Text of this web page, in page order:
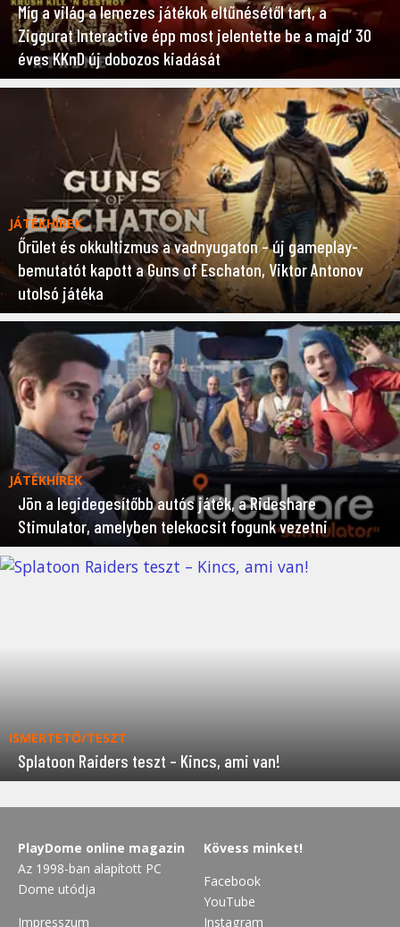
Míg a világ a lemezes játékok eltűnésétől tart, a
Ziggurat Interactive épp most jelentette be a majd’ 30
éves KKnD új dobozos kiadását
JÁTÉKHÍREK
Őrület és okkultizmus a vadnyugaton – új gameplay-
bemutatót kapott a Guns of Eschaton, Viktor Antonov
utolsó játéka
JÁTÉKHÍREK
Jön a legidegesítőbb autós játék, a Rideshare
Stimulator, amelyben telekocsit fogunk vezetni
ISMERTETŐ/TESZT
Splatoon Raiders teszt – Kincs, ami van!
PlayDome online magazin
Az 1998-ban alapított PC
Dome utódja
Impresszum
Kövess minket!
Facebook
YouTube
Instagram